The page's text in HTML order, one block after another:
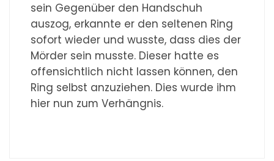
sein Gegenüber den Handschuh
auszog, erkannte er den seltenen Ring
sofort wieder und wusste, dass dies der
Mörder sein musste. Dieser hatte es
offensichtlich nicht lassen können, den
Ring selbst anzuziehen. Dies wurde ihm
hier nun zum Verhängnis.